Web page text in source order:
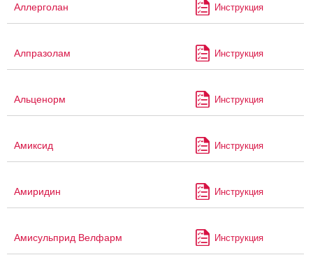
Аллерголан Инструкция
Алпразолам Инструкция
Альценорм Инструкция
Амиксид Инструкция
Амиридин Инструкция
Амисульприд Велфарм Инструкция